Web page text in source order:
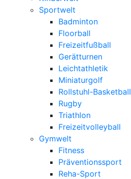
Sportwelt
Badminton
Floorball
Freizeitfußball
Gerätturnen
Leichtathletik
Miniaturgolf
Rollstuhl-Basketball
Rugby
Triathlon
Freizeitvolleyball
Gymwelt
Fitness
Präventionssport
Reha-Sport